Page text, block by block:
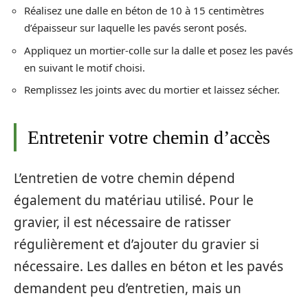
Réalisez une dalle en béton de 10 à 15 centimètres
d’épaisseur sur laquelle les pavés seront posés.
Appliquez un mortier-colle sur la dalle et posez les pavés
en suivant le motif choisi.
Remplissez les joints avec du mortier et laissez sécher.
Entretenir votre chemin d’accès
L’entretien de votre chemin dépend
également du matériau utilisé. Pour le
gravier, il est nécessaire de ratisser
régulièrement et d’ajouter du gravier si
nécessaire. Les dalles en béton et les pavés
demandent peu d’entretien, mais un